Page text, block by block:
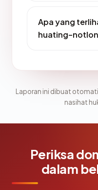
Apa yang
huating-
Laporan ini dibuat
nasihat
Periksa
dalam